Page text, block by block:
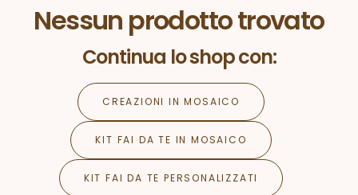
Nessun prodotto trovato
Continua lo shop con:
CREAZIONI IN MOSAICO
KIT FAI DA TE IN MOSAICO
KIT FAI DA TE PERSONALIZZATI